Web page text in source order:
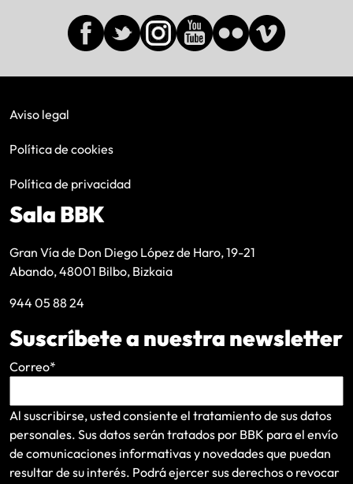
Aviso legal
Política de cookies
Política de privacidad
Sala BBK
Gran Vía de Don Diego López de Haro, 19-21
Abando, 48001 Bilbo, Bizkaia
944 05 88 24
Suscríbete a nuestra newsletter
Correo*
Al suscribirse, usted consiente el tratamiento de sus datos
personales. Sus datos serán tratados por BBK para el envío
de comunicaciones informativas y novedades que puedan
resultar de su interés. Podrá ejercer sus derechos o revocar